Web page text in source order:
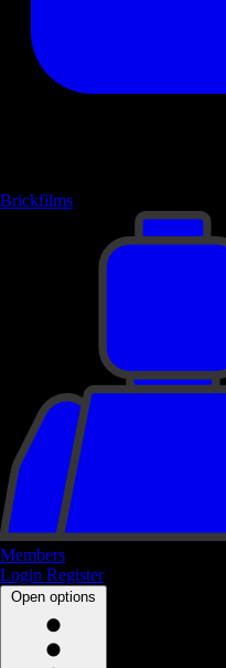
Brickfilms
Members
Login Register
Open options